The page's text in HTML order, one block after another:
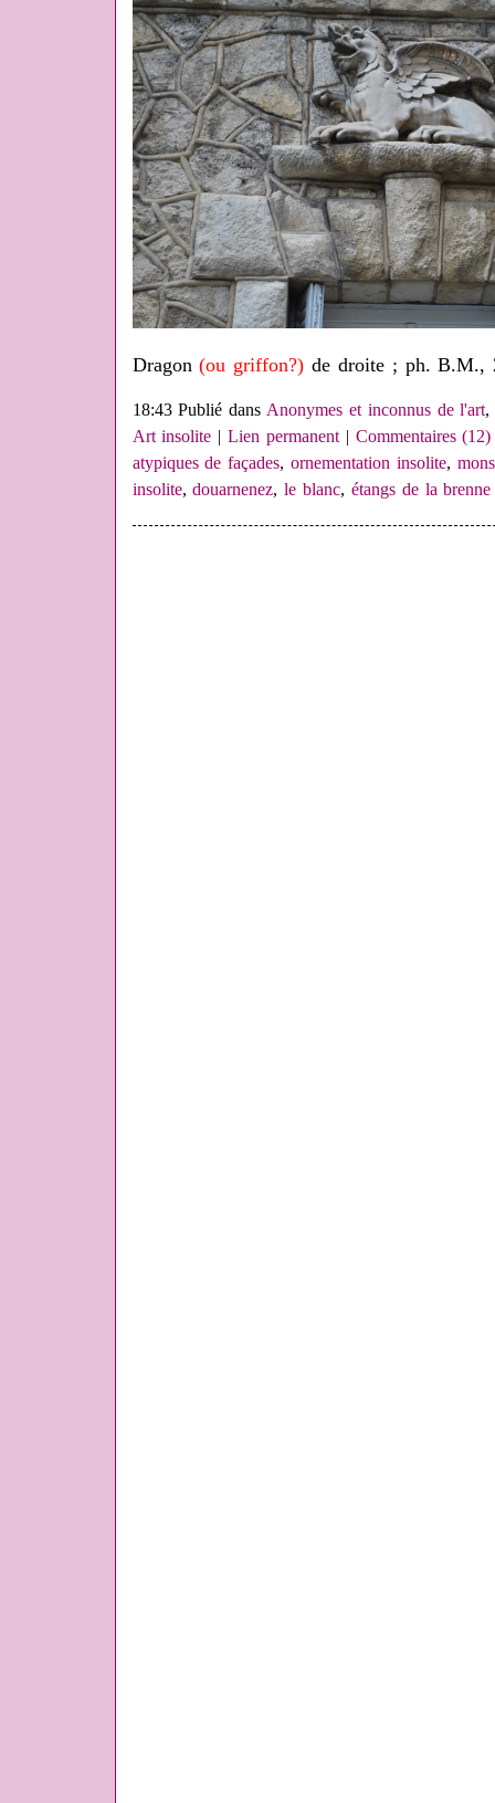
Dragon(ou griffon?) de droite ; ph. B.M.,
18:43 Publié dansAnonymes et inconnus de l'art,
Art insolite |Lien permanent| Commentaires (12)
atypiques de façades,ornementation insolite,
insolite,douarnenez,le blanc, étangs de la brenne